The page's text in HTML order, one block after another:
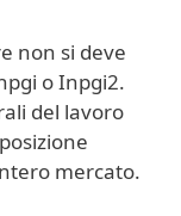
non si deve
o Inpgi2.
del lavoro
mercato.